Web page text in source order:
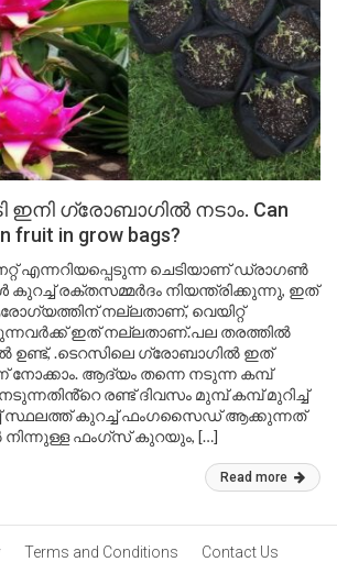
ഗ്രോബാഗിൽ നടാം. Can
fruit in grow bags?
എന്നറിയപ്പെടുന്ന ചെടിയാണ് ഡ്രാഗൺ
കുറച്ച് രക്തസമ്മർദം നിയന്ത്രിക്കുന്നു, ഇത്
നല്ലതാണ്, വെയിറ്റ്
ഇത് നല്ലതാണ്.പല തരത്തിൽ
ഉണ്ട്, .ടെറസിലെ ഗ്രോബാഗിൽ ഇത്
നോക്കാം. ആദ്യം തന്നെ നടുന്ന കമ്പ്
രണ്ട് ദിവസം മുമ്പ് കമ്പ് മുറിച്ച്
സ്ഥലത്ത് കുറച്ച് ഫംഗസൈഡ് ആക്കുന്നത്
നിന്നുള്ള ഫംഗ്സ് കുറയും, […]
Read more
Terms and Conditions Contact Us